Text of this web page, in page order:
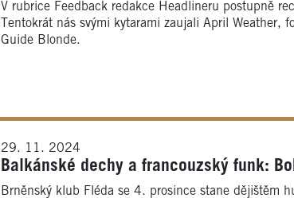
V rubrice Feedback redakce Headlineru postupně
Tentokrát nás svými kytarami zaujali April Weather,
Guide Blonde.
29. 11. 2024
Balkánské dechy a francouzský funk:
Brněnský klub Fléda se 4. prosince stane dějištěm